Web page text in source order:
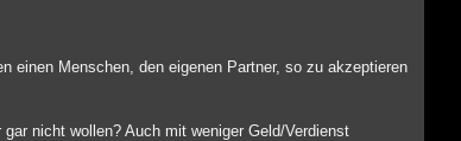
einen Menschen, den eigenen Partner, so zu akzeptieren
nicht wollen? Auch mit weniger Geld/Verdienst